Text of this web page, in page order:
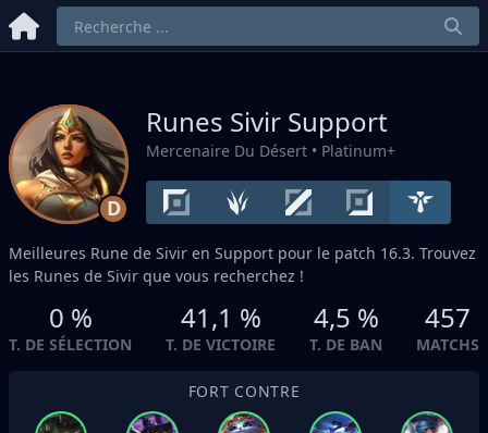
D
Runes Sivir Support
Mercenaire Du Désert • Platinum+
Meilleures Rune de Sivir en Support pour le patch 16.3. Trouvez
les Runes de Sivir que vous recherchez !
0 %
T. DE SÉLECTION
41,1 %
T. DE VICTOIRE
4,5 %
T. DE BAN
457
MATCHS
FORT CONTRE